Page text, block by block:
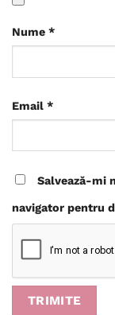
Nume *
Email *
Salvează-mi
navigator pentru